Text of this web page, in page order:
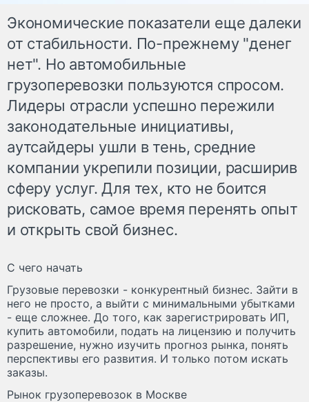
Экономические показатели еще далеки
от стабильности. По-прежнему "денег
нет". Но автомобильные
грузоперевозки пользуются спросом.
Лидеры отрасли успешно пережили
законодательные инициативы,
аутсайдеры ушли в тень, средние
компании укрепили позиции, расширив
сферу услуг. Для тех, кто не боится
рисковать, самое время перенять опыт
и открыть свой бизнес.
С чего начать
Грузовые перевозки - конкурентный бизнес. Зайти в
него не просто, а выйти с минимальными убытками
- еще сложнее. До того, как зарегистрировать ИП,
купить автомобили, подать на лицензию и получить
разрешение, нужно изучить прогноз рынка, понять
перспективы его развития. И только потом искать
заказы.
Рынок грузоперевозок в Москве